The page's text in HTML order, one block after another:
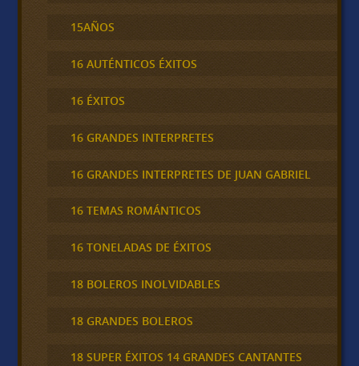
15AÑOS
16 AUTÉNTICOS ÉXITOS
16 ÉXITOS
16 GRANDES INTERPRETES
16 GRANDES INTERPRETES DE JUAN GABRIEL
16 TEMAS ROMÁNTICOS
16 TONELADAS DE ÉXITOS
18 BOLEROS INOLVIDABLES
18 GRANDES BOLEROS
18 SUPER ÉXITOS 14 GRANDES CANTANTES